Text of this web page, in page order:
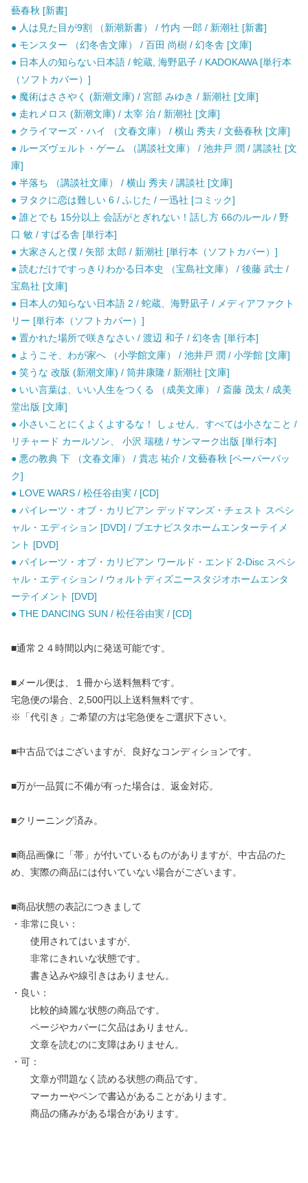
藝春秋 [新書]
● 人は見た目が9割 （新潮新書） / 竹内 一郎 / 新潮社 [新書]
● モンスター （幻冬舎文庫） / 百田 尚樹 / 幻冬舎 [文庫]
● 日本人の知らない日本語 / 蛇蔵, 海野凪子 / KADOKAWA [単行本
（ソフトカバー）]
● 魔術はささやく (新潮文庫) / 宮部 みゆき / 新潮社 [文庫]
● 走れメロス (新潮文庫) / 太宰 治 / 新潮社 [文庫]
● クライマーズ・ハイ （文春文庫） / 横山 秀夫 / 文藝春秋 [文庫]
● ルーズヴェルト・ゲーム （講談社文庫） / 池井戸 潤 / 講談社 [文
庫]
● 半落ち （講談社文庫） / 横山 秀夫 / 講談社 [文庫]
● ヲタクに恋は難しい 6 / ふじた / 一迅社 [コミック]
● 誰とでも 15分以上 会話がとぎれない！話し方 66のルール / 野
口 敏 / すばる舎 [単行本]
● 大家さんと僕 / 矢部 太郎 / 新潮社 [単行本（ソフトカバー）]
● 読むだけですっきりわかる日本史 （宝島社文庫） / 後藤 武士 /
宝島社 [文庫]
● 日本人の知らない日本語 2 / 蛇蔵、海野凪子 / メディアファクト
リー [単行本（ソフトカバー）]
● 置かれた場所で咲きなさい / 渡辺 和子 / 幻冬舎 [単行本]
● ようこそ、わが家へ （小学館文庫） / 池井戸 潤 / 小学館 [文庫]
● 笑うな 改版 (新潮文庫) / 筒井康隆 / 新潮社 [文庫]
● いい言葉は、いい人生をつくる （成美文庫） / 斎藤 茂太 / 成美
堂出版 [文庫]
● 小さいことにくよくよするな！ しょせん、すべては小さなこと /
リチャード カールソン、 小沢 瑞穂 / サンマーク出版 [単行本]
● 悪の教典 下 （文春文庫） / 貴志 祐介 / 文藝春秋 [ペーパーバッ
ク]
● LOVE WARS / 松任谷由実 / [CD]
● パイレーツ・オブ・カリビアン デッドマンズ・チェスト スペシ
ャル・エディション [DVD] / ブエナビスタホームエンターテイメ
ント [DVD]
● パイレーツ・オブ・カリビアン ワールド・エンド 2-Disc スペシ
ャル・エディション / ウォルトディズニースタジオホームエンタ
ーテイメント [DVD]
● THE DANCING SUN / 松任谷由実 / [CD]
■通常２４時間以内に発送可能です。
■メール便は、１冊から送料無料です。
宅急便の場合、2,500円以上送料無料です。
※「代引き」ご希望の方は宅急便をご選択下さい。
■中古品ではございますが、良好なコンディションです。
■万が一品質に不備が有った場合は、返金対応。
■クリーニング済み。
■商品画像に「帯」が付いているものがありますが、中古品のた
め、実際の商品には付いていない場合がございます。
■商品状態の表記につきまして
・非常に良い：
使用されてはいますが、
非常にきれいな状態です。
書き込みや線引きはありません。
・良い：
比較的綺麗な状態の商品です。
ページやカバーに欠品はありません。
文章を読むのに支障はありません。
・可：
文章が問題なく読める状態の商品です。
マーカーやペンで書込があることがあります。
商品の痛みがある場合があります。